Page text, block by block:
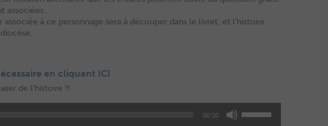
associées.
à ce personnage sera à découper dans le livret, et l’histoire
en cliquant ICI
de l’histoire !!
00:00